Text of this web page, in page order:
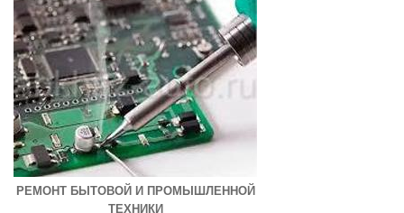
РЕМОНТ БЫТОВОЙ И ПРОМЫШЛЕННОЙ
ТЕХНИКИ